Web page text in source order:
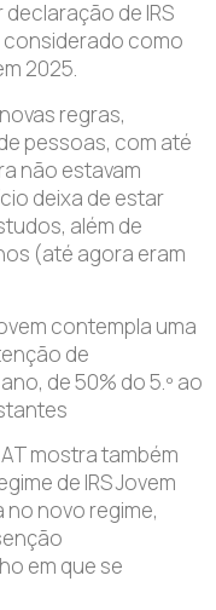
de IRS
considerado como
2025.
regras,
pessoas, com até
não estavam
deixa de estar
além de
(até agora eram
contempla uma
de
de 50% do 5.º ao
mostra também
de IRS Jovem
novo regime,
em que se